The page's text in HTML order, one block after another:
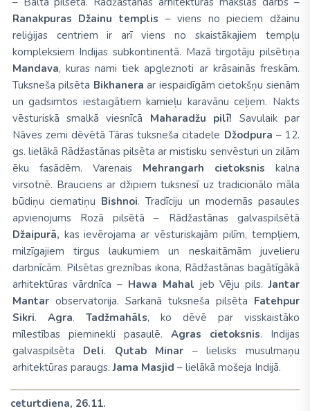
Ranakpuras Džainu templis – viens no pieciem džainu
reliģijas centriem ir arī viens no skaistākajiem tempļu
kompleksiem Indijas subkontinentā. Mazā tirgotāju pilsētiņa
Mandava, kuras nami tiek apgleznoti ar krāsainās freskām.
Tuksneša pilsēta Bikhaneraar iespaidīgām cietokšņu sienām
un gadsimtos iestaigātiem kamieļu karavānu ceļiem. Nakts
vēsturiskā smalkā viesnīcā Maharadžu pilī! Savulaik par
Nāves zemi dēvētā Tāras tuksneša citadele Džodpura – 12.
gs. lielākā Rādžastānas pilsēta ar mistisku senvēsturi un zilām
ēku fasādēm. Varenais Mehrangarh cietoksniskalna
virsotnē. Brauciens ar džipiem tuksnesī uz tradicionālo māla
būdiņu ciematiņu Bishnoi. Tradīciju un modernās pasaules
apvienojums Rozā pilsētā – Rādžastānas galvaspilsētā
Džaipurā, kas ievērojama ar vēsturiskajām pilīm, tempļiem,
milzīgajiem tirgus laukumiem un neskaitāmām juvelieru
darbnīcām. Pilsētas greznības ikona, Rādžastānas bagātīgākā
arhitektūrasvārdnīca – Hawa Mahal jeb Vēju pils.Jantar
Mantar observatorija. Sarkanā tuksneša pilsēta Fatehpur
Sikri. Agra. Tadžmahāls, ko dēvē par visskaistāko
mīlestības pieminekli pasaulē. Agras cietoksnis. Indijas
galvaspilsēta Deli. Qutab Minar – lielisks musulmaņu
arhitektūras paraugs.Jama Masjid – lielākā mošeja Indijā.
ceturtdiena, 26.11.